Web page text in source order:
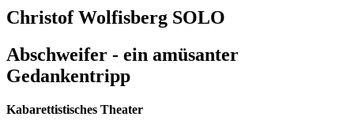
Christof Wolfisberg SOLO
Abschweifer - ein amüsanter
Gedankentripp
Kabarettistisches Theater